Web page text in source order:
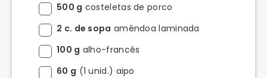
500 g costeletas de porco
2 c. de sopa amêndoa laminada
100 g alho-francês
60 g (1 unid.) aipo